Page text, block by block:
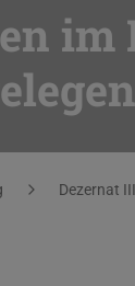
im
Dezernat III